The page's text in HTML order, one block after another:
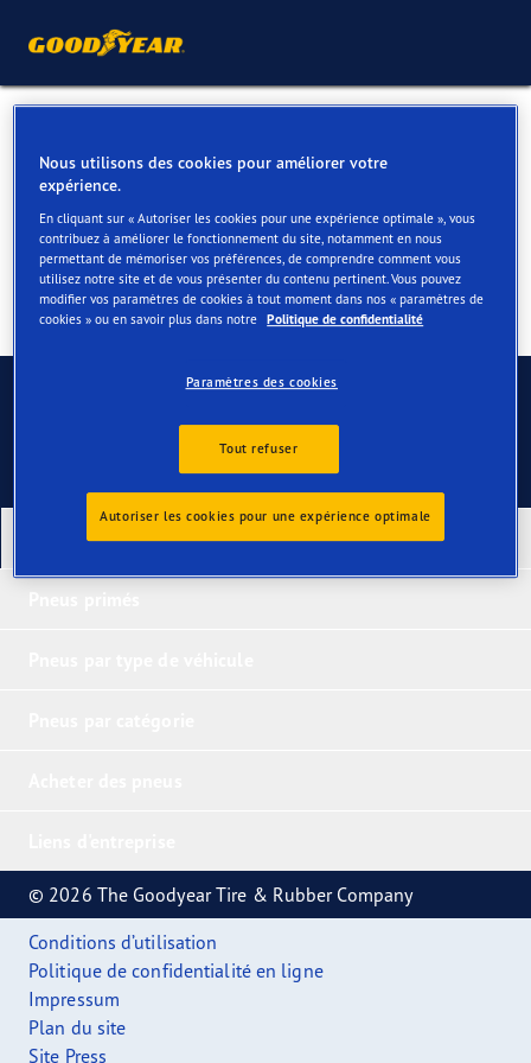
Fiat 500L
Nos derniers produits
© 2026 The Goodyear Tire & Rubber Company
Conditions d’utilisation
Politique de confidentialité en ligne
Impressum
Plan du site
Site Press
Nous utilisons des cookies pour améliorer votre
expérience.
En cliquant sur « Autoriser les cookies pour une expérience optimale », vous
contribuez à améliorer le fonctionnement du site, notamment en nous
permettant de mémoriser vos préférences, de comprendre comment vous
utilisez notre site et de vous présenter du contenu pertinent. Vous pouvez
modifier vos paramètres de cookies à tout moment dans nos « paramètres de
cookies » ou en savoir plus dans notre Politique de confidentialité
Paramètres des cookies
Tout refuser
Autoriser les cookies pour une expérience optimale